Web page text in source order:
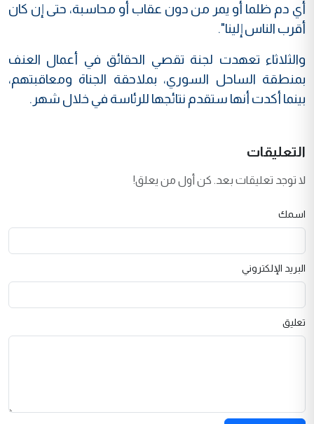
أي دم ظلما أو يمر من دون عقاب أو محاسبة، حتى إن كان
أقرب الناس إلينا".
والثلاثاء تعهدت لجنة تقصي الحقائق في أعمال العنف
بمنطقة الساحل السوري، بملاحقة الجناة ومعاقبتهم،
بينما أكدت أنها ستقدم نتائجها للرئاسة في خلال شهر.
التعليقات
لا توجد تعليقات بعد. كن أول من يعلق!
اسمك
البريد الإلكتروني
تعليق